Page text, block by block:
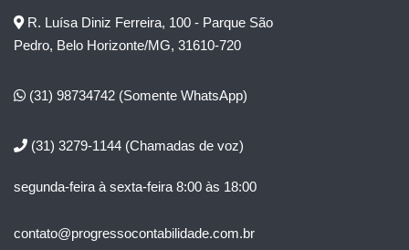
R. Luísa Diniz Ferreira, 100 - Parque São
Pedro, Belo Horizonte/MG, 31610-720
(31) 98734742 (Somente WhatsApp)
(31) 3279-1144 (Chamadas de voz)
segunda-feira à sexta-feira 8:00 às 18:00
contato@progressocontabilidade.com.br